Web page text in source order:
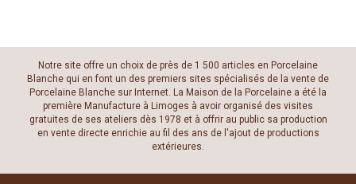
Notre site offre un choix de près de 1 500 articles en Porcelaine
Blanche qui en font un des premiers sites spécialisés de la vente de
Porcelaine Blanche sur Internet. La Maison de la Porcelaine a été la
première Manufacture à Limoges à avoir organisé des visites
gratuites de ses ateliers dès 1978 et à offrir au public sa production
en vente directe enrichie au fil des ans de l'ajout de productions
extérieures.